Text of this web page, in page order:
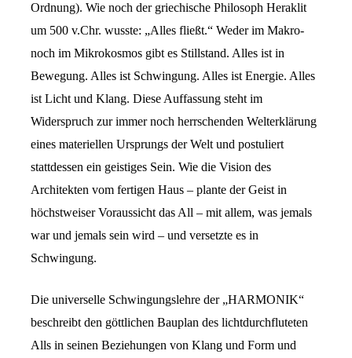
Ordnung). Wie noch der griechische Philosoph Heraklit
um 500 v.Chr. wusste: „Alles fließt.“ Weder im Makro-
noch im Mikrokosmos gibt es Stillstand. Alles ist in
Bewegung. Alles ist Schwingung. Alles ist Energie. Alles
ist Licht und Klang. Diese Auffassung steht im
Widerspruch zur immer noch herrschenden Welterklärung
eines materiellen Ursprungs der Welt und postuliert
stattdessen ein geistiges Sein. Wie die Vision des
Architekten vom fertigen Haus – plante der Geist in
höchstweiser Voraussicht das All – mit allem, was jemals
war und jemals sein wird – und versetzte es in
Schwingung.
Die universelle Schwingungslehre der „HARMONIK“
beschreibt den göttlichen Bauplan des lichtdurchfluteten
Alls in seinen Beziehungen von Klang und Form und